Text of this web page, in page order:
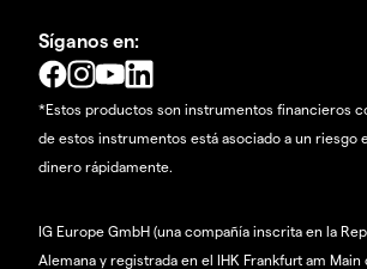
Síganos en:
*Estos productos son instrumentos financieros
de estos instrumentos está asociado a un riesgo
dinero rápidamente.
IG Europe GmbH (una compañía inscrita en la
Alemana y registrada en el IHK Frankfurt am